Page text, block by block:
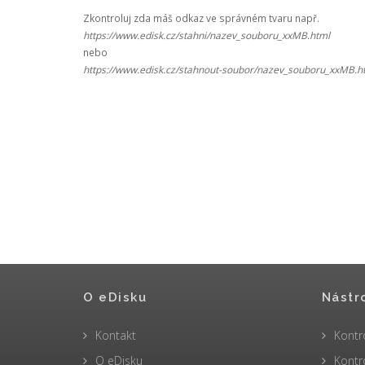
Zkontroluj zda máš odkaz ve správném tvaru např.
https://www.edisk.cz/stahni/nazev_souboru_xxMB.html
nebo
https://www.edisk.cz/stahnout-soubor/
O eDisku
Kontakt
O eDisku